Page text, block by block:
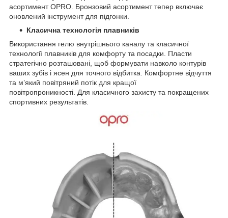
асортимент OPRO. Бронзовий асортимент тепер включає
оновлений інструмент для підгонки.
Класична технологія плавників
Використання гелю внутрішнього каналу та класичної
технології плавників для комфорту та посадки. Пласти
стратегічно розташовані, щоб формувати навколо контурів
ваших зубів і ясен для точного відбитка. Комфортне відчуття
та м’який повітряний потік для кращої
повітропроникності. Для класичного захисту та покращених
спортивних результатів.